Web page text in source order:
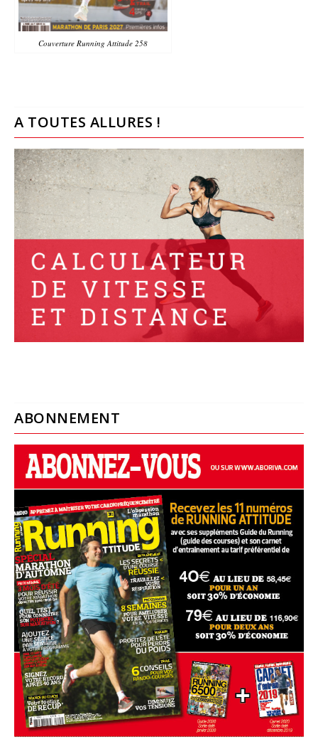
Couverture Running Attitude 258
A TOUTES ALLURES !
ABONNEMENT